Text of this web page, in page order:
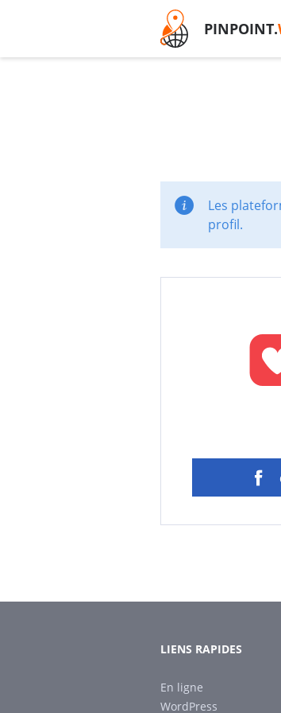
PINPOINT.
Les
profil.
LIENS RAPIDES
En ligne
WordPress